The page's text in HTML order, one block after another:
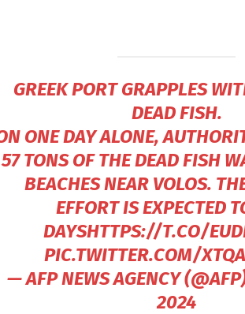
GREEK PORT GRAPPLES
DEAD FISH.
ONE DAY ALONE,
57 TONS OF THE DEAD FISH
BEACHES NEAR VOLOS.
EFFORT IS EXPECTED
DAYSHTTPS://T.CO/
PIC.TWITTER.COM/
— AFP NEWS AGENCY
2024